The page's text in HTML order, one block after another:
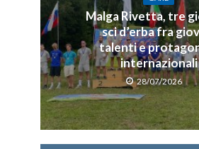
Malga Rivetta, tre
sci d’erba fra
talenti e
internazionali
28/07/2026